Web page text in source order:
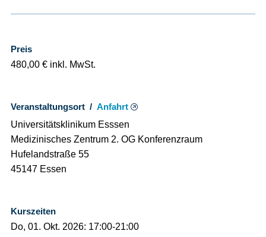
Preis
480,00 € inkl. MwSt.
Veranstaltungsort /Anfahrt
Universitätsklinikum Esssen
Medizinisches Zentrum 2. OG Konferenzraum
Hufelandstraße 55
45147 Essen
Kurszeiten
Do, 01. Okt. 2026: 17:00-21:00